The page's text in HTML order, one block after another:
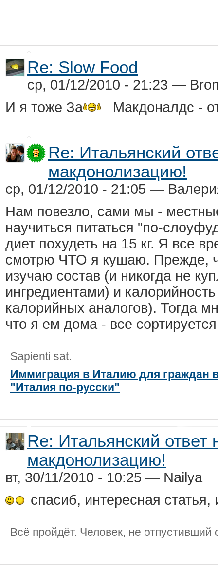
Re: Slow Food
ср, 01/12/2010 - 21:23 —
И я тоже За
Макдоналдс -
Re: Итальянский
макдонолизацию!
ср, 01/12/2010 - 21:05 —
Нам повезло, сами мы -
научиться питаться "по-
диет похудеть на 15 кг. Я все
смотрю ЧТО я кушаю. Прежде,
изучаю состав (и никогда не
ингредиентами) и
калорийных аналогов). Тогда
что я ем дома - все
Sapienti sat.
Иммиграция в Италию для граждан
"Италия по-русски"
Re: Итальянский
макдонолизацию!
вт, 30/11/2010 - 10:25 — Nailya
спасиб, интересная
Всё пройдёт. Человек, не отпустивший